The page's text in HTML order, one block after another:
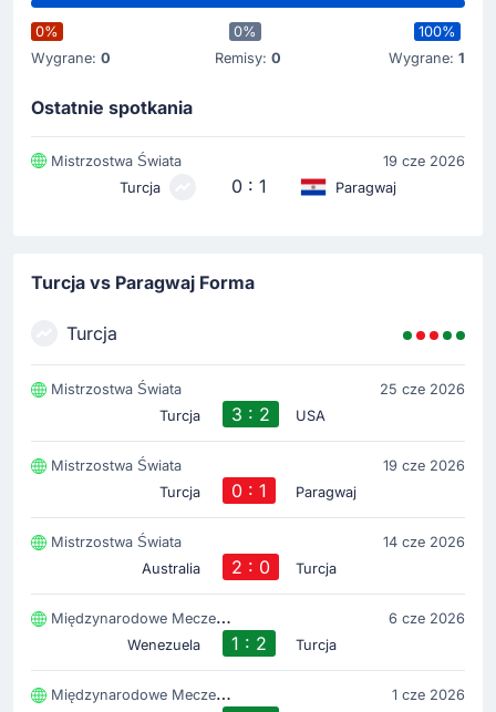
0%
Wygrane: 0
0%
Remisy: 0
100%
Wygrane: 1
Ostatnie spotkania
Mistrzostwa Świata
19 cze 2026
Turcja
0 : 1 Paragwaj
Turcja vs Paragwaj Forma
Turcja
Mistrzostwa Świata
25 cze 2026
Turcja
3 : 2 USA
Mistrzostwa Świata
19 cze 2026
Turcja
0 : 1 Paragwaj
Mistrzostwa Świata
14 cze 2026
Australia
2 : 0 Turcja
Międzynarodowe Mecze Towarzyskie
6 cze 2026
Wenezuela
1 : 2 Turcja
Międzynarodowe Mecze Towarzyskie
1 cze 2026